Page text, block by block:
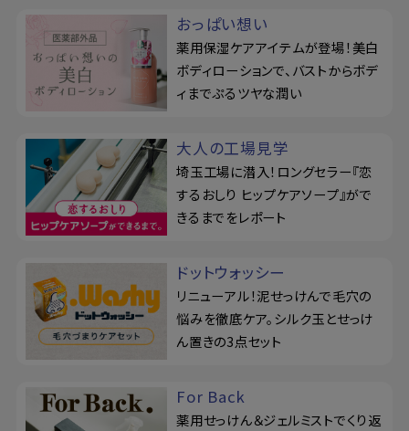
おっぱい想い
薬用保湿ケアアイテムが登場！美白
ボディローションで、バストからボデ
ィまでぷるツヤな潤い
大人の工場見学
埼玉工場に潜入！ロングセラー『恋
するおしり ヒップケアソープ』がで
きるまでをレポート
ドットウォッシー
リニューアル！泥せっけんで毛穴の
悩みを徹底ケア。シルク玉とせっけ
ん置きの3点セット
For Back
薬用せっけん＆ジェルミストでくり返